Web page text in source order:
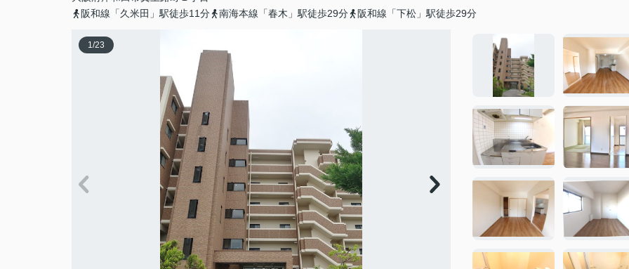
阪和線「久米田」駅徒歩11分
南海本線「春木」駅徒歩29分 阪和線「下松」駅徒歩29分
1/23